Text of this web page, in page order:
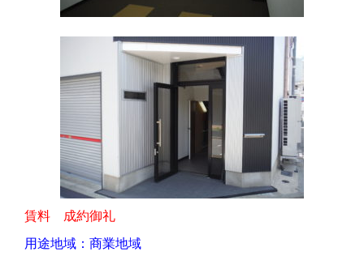
賃料 成約御礼
用途地域：商業地域